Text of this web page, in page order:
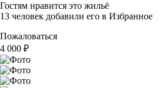
Гостям нравится это жильё
13 человек добавили его в Избранное
Пожаловаться
4 000 ₽